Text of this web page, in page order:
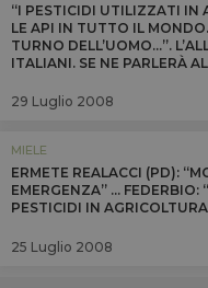
“I PESTICIDI UTILIZZATI IN
LE API IN TUTTO IL
TURNO DELL’UOMO...”.
ITALIANI. SE NE PARLERÀ
29 Luglio 2008
MIELE
ERMETE REALACCI (PD):
EMERGENZA” … FEDERBIO:
PESTICIDI IN
25 Luglio 2008